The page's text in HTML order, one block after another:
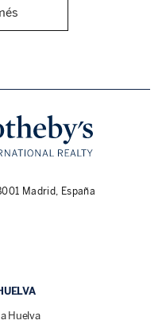
Madrid, España
Huelva